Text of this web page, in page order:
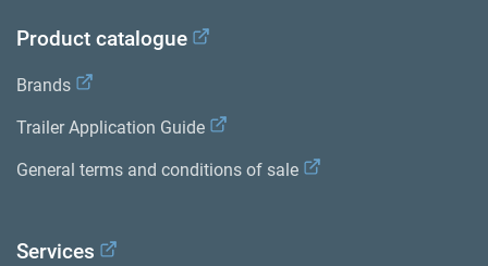
Product catalogue
Brands
Trailer Application Guide
General terms and conditions of sale
Services